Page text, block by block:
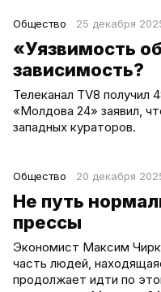
Общество 25 декабря
«Уязвимость
зависимость?
Телеканал TV8 получил
«Молдова 24» заявил,
западных кураторов.
Общество 20 декабря
Не путь
прессы
Экономист Максим
часть людей,
продолжает идти по